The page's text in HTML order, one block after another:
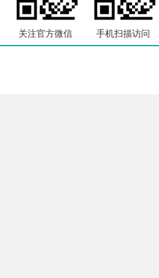
关注官方微信 手机扫描访问